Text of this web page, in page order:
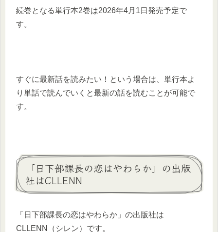
続巻となる単行本2巻は2026年4月1日発売予定で
す。
すぐに最新話を読みたい！という場合は、単行本よ
り単話で読んでいくと最新の話を読むことが可能で
す。
「日下部課長の恋はやわらか」の出版
社はCLLENN
「日下部課長の恋はやわらか」の出版社は
CLLENN（シレン）です。